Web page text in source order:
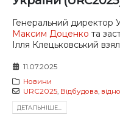
Генеральний директор
Максим Доценко та
Ілля Клецьковський
11.07.2025
Новини
URC2025, Відбудова
ДЕТАЛЬНIШЕ...